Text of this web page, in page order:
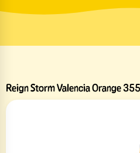
Reign Storm Valencia Orange